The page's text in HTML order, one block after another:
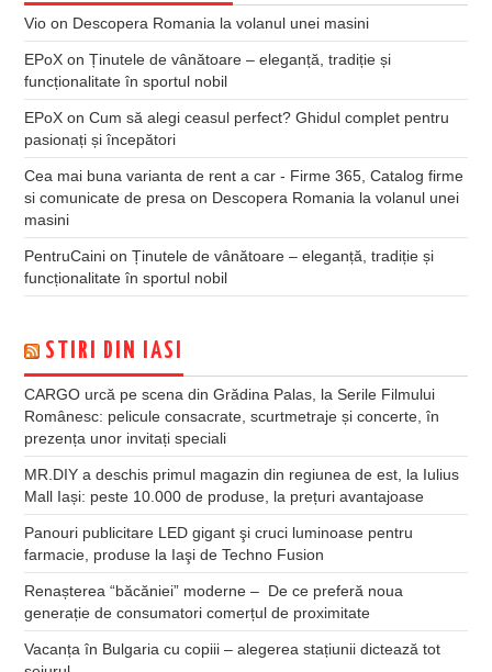
Vio on Descopera Romania la volanul unei masini
EPoX onȚinutele de vânătoare – eleganță, tradiție și
funcționalitate în sportul nobil
EPoX onCum să alegi ceasul perfect? Ghidul complet pentru
pasionați și începători
Cea mai buna varianta de rent a car - Firme 365, Catalog firme
si comunicate de presa on Descopera Romania la volanul unei
masini
PentruCaini onȚinutele de vânătoare – eleganță, tradiție și
funcționalitate în sportul nobil
STIRI DIN IASI
CARGO urcă pe scena din Grădina Palas, la Serile Filmului
Românesc: pelicule consacrate, scurtmetraje și concerte, în
prezența unor invitați speciali
MR.DIY a deschis primul magazin din regiunea de est, la Iulius
Mall Iași: peste 10.000 de produse, la prețuri avantajoase
Panouri publicitare LED gigant şi cruci luminoase pentru
farmacie, produse la Iaşi de Techno Fusion
Renașterea “băcăniei” moderne – De ce preferă noua
generație de consumatori comerțul de proximitate
Vacanța în Bulgaria cu copiii – alegerea stațiunii dictează tot